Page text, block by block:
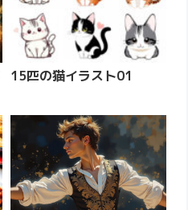
15匹の猫イラスト01